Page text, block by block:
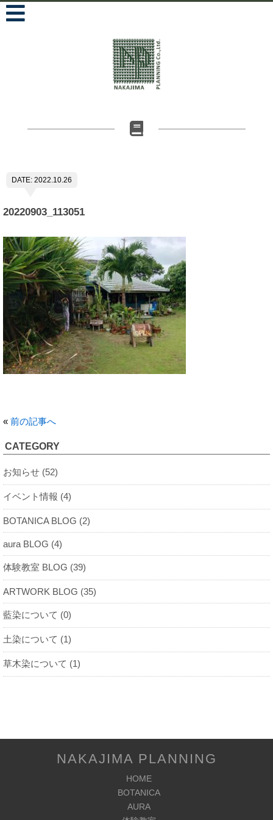
DATE: 2022.10.26
20220903_113051
« 前の記事へ
CATEGORY
お知らせ (52)
イベント情報 (4)
BOTANICA BLOG (2)
aura BLOG (4)
体験教室 BLOG (39)
ARTWORK BLOG (35)
藍染について (0)
土染について (1)
草木染について (1)
NAKAJIMA PLANNING
HOME
BOTANICA
AURA